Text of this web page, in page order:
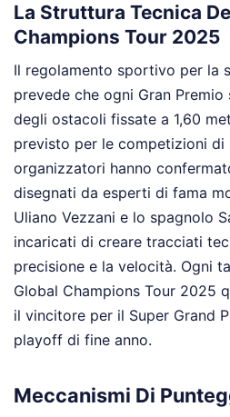
La Struttura Tecnica
Champions Tour 2025
Il regolamento sportivo per la
prevede che ogni Gran
degli ostacoli fissate a 1,60
previsto per le competizioni di
organizzatori hanno
disegnati da esperti di fama
Uliano Vezzani e lo spagnolo
incaricati di creare tracciati
precisione e la velocità. Ogni
Global Champions Tour 2025
il vincitore per il Super Grand
playoff di fine anno.
Meccanismi Di